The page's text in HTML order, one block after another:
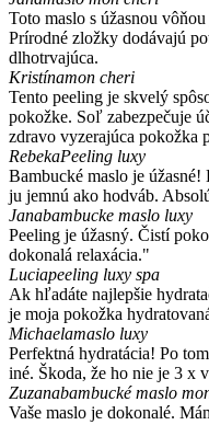
Toto maslo s úžasnou
Prírodné zložky dodávajú
dlhotrvajúca.
Kristínamon cheri
Tento peeling je skvelý
pokožke. Soľ zabezpečuje
zdravo vyzerajúca pokožka
RebekaPeeling luxy
Bambucké maslo je
ju jemnú ako hodváb.
Janabambucke maslo luxy
Peeling je úžasný. Čistí
dokonalá relaxácia."
Luciapeeling luxy spa
Ak hľadáte najlepšie
je moja pokožka
Michaelamaslo luxy
Perfektná hydratácia! Po
iné. Škoda, že ho nie je 3 x
Zuzanabambucké maslo
Vaše maslo je dokonalé.